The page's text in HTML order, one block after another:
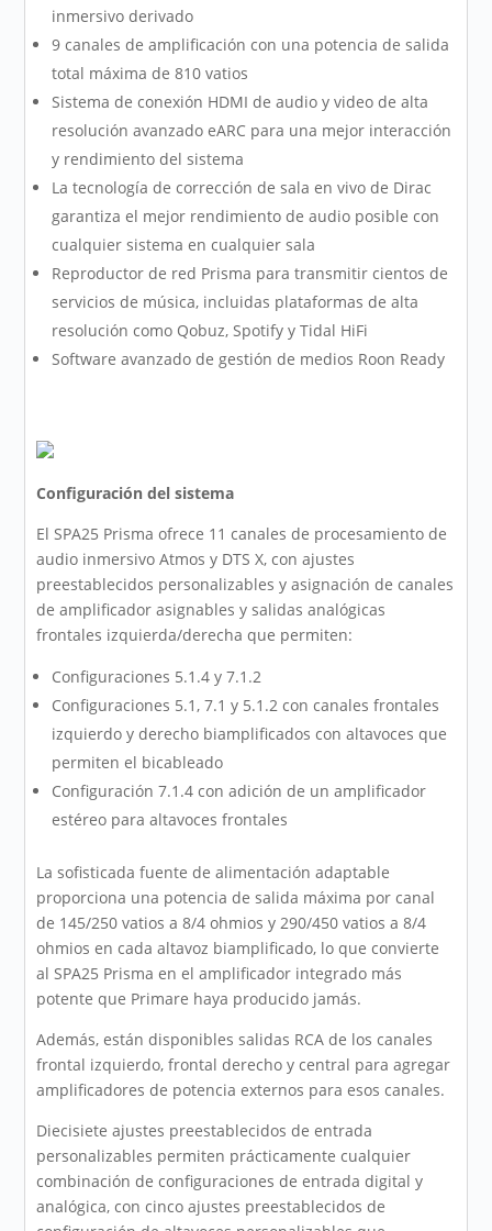
inmersivo derivado
9 canales de amplificación con una potencia de salida
total máxima de 810 vatios
Sistema de conexión HDMI de audio y video de alta
resolución avanzado eARC para una mejor interacción
y rendimiento del sistema
La tecnología de corrección de sala en vivo de Dirac
garantiza el mejor rendimiento de audio posible con
cualquier sistema en cualquier sala
Reproductor de red Prisma para transmitir cientos de
servicios de música, incluidas plataformas de alta
resolución como Qobuz, Spotify y Tidal HiFi
Software avanzado de gestión de medios Roon Ready
Configuración del sistema
El SPA25 Prisma ofrece 11 canales de procesamiento de
audio inmersivo Atmos y DTS X, con ajustes
preestablecidos personalizables y asignación de canales
de amplificador asignables y salidas analógicas
frontales izquierda/derecha que permiten:
Configuraciones 5.1.4 y 7.1.2
Configuraciones 5.1, 7.1 y 5.1.2 con canales frontales
izquierdo y derecho biamplificados con altavoces que
permiten el bicableado
Configuración 7.1.4 con adición de un amplificador
estéreo para altavoces frontales
La sofisticada fuente de alimentación adaptable
proporciona una potencia de salida máxima por canal
de 145/250 vatios a 8/4 ohmios y 290/450 vatios a 8/4
ohmios en cada altavoz biamplificado, lo que convierte
al SPA25 Prisma en el amplificador integrado más
potente que Primare haya producido jamás.
Además, están disponibles salidas RCA de los canales
frontal izquierdo, frontal derecho y central para agregar
amplificadores de potencia externos para esos canales.
Diecisiete ajustes preestablecidos de entrada
personalizables permiten prácticamente cualquier
combinación de configuraciones de entrada digital y
analógica, con cinco ajustes preestablecidos de